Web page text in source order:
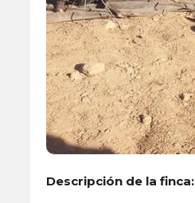
Descripción de la finca: